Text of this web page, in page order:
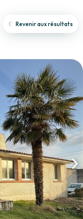
Revenir aux résultats